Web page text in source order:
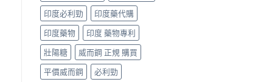
正
貨
分
辨
指
南〉
中
效
片
效
果
與
選
購
指
印度必利勁
印度藥代購
印度藥物
印度 藥物專利
壯陽糖
威而鋼 正規 購買
平價威而鋼
必利勁